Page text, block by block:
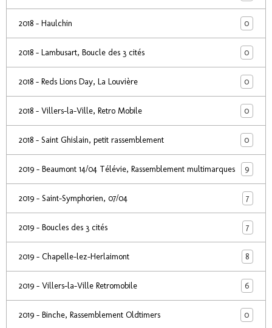
2018 - Haulchin 0
2018 - Lambusart, Boucle des 3 cités 0
2018 - Reds Lions Day, La Louvière 0
2018 - Villers-la-Ville, Retro Mobile 0
2018 - Saint Ghislain, petit rassemblement 0
2019 - Beaumont 14/04 Télévie, Rassemblement multimarques 9
2019 - Saint-Symphorien, 07/04 7
2019 - Boucles des 3 cités 7
2019 - Chapelle-lez-Herlaimont 8
2019 - Villers-la-Ville Retromobile 6
2019 - Binche, Rassemblement Oldtimers 0